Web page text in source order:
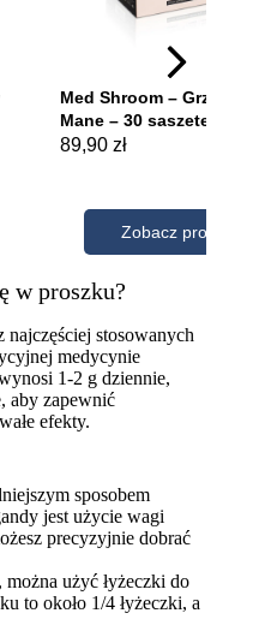
w proszku?
stosowanych
medycynie
1-2 g dziennie,
aby zapewnić
efekty.
sposobem
jest użycie wagi
precyzyjnie dobrać
można użyć łyżeczki do
to około 1/4 łyżeczki, a